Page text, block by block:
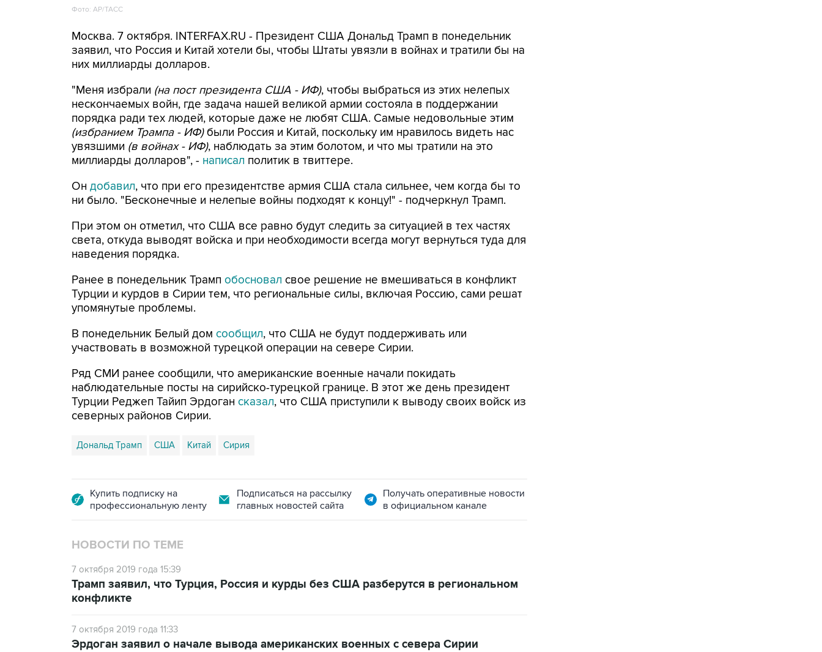
Фото: AP/ТАСС
Москва. 7 октября. INTERFAX.RU - Президент США Дональд Трамп в понедельник
заявил, что Россия и Китай хотели бы, чтобы Штаты увязли в войнах и тратили бы на
них миллиарды долларов.
"Меня избрали (на пост президента США - ИФ), чтобы выбраться из этих нелепых
нескончаемых войн, где задача нашей великой армии состояла в поддержании
порядка ради тех людей, которые даже не любят США. Самые недовольные этим
(избранием Трампа - ИФ)были Россия и Китай, поскольку им нравилось видеть нас
увязшими (в войнах - ИФ), наблюдать за этим болотом, и что мы тратили на это
миллиарды долларов", - написал политик в твиттере.
Он добавил, что при его президентстве армия США стала сильнее, чем когда бы то
ни было. "Бесконечные и нелепые войны подходят к концу!" - подчеркнул Трамп.
При этом он отметил, что США все равно будут следить за ситуацией в тех частях
света, откуда выводят войска и при необходимости всегда могут вернуться туда для
наведения порядка.
Ранее в понедельник Трамп обосновал свое решение не вмешиваться в конфликт
Турции и курдов в Сирии тем, что региональные силы, включая Россию, сами решат
упомянутые проблемы.
В понедельник Белый дом сообщил, что США не будут поддерживать или
участвовать в возможной турецкой операции на севере Сирии.
Ряд СМИ ранее сообщили, что американские военные начали покидать
наблюдательные посты на сирийско-турецкой границе. В этот же день президент
Турции Реджеп Тайип Эрдоган сказал, что США приступили к выводу своих войск из
северных районов Сирии.
Дональд Трамп США Китай Сирия
Купить подписку на
профессиональную ленту
Подписаться на рассылку
главных новостей сайта
Получать оперативные новости
в официальном канале
НОВОСТИ ПО ТЕМЕ
7 октября 2019 года 15:39
Трамп заявил, что Турция, Россия и курды без США разберутся в региональном
конфликте
7 октября 2019 года 11:33
Эрдоган заявил о начале вывода американских военных с севера Сирии